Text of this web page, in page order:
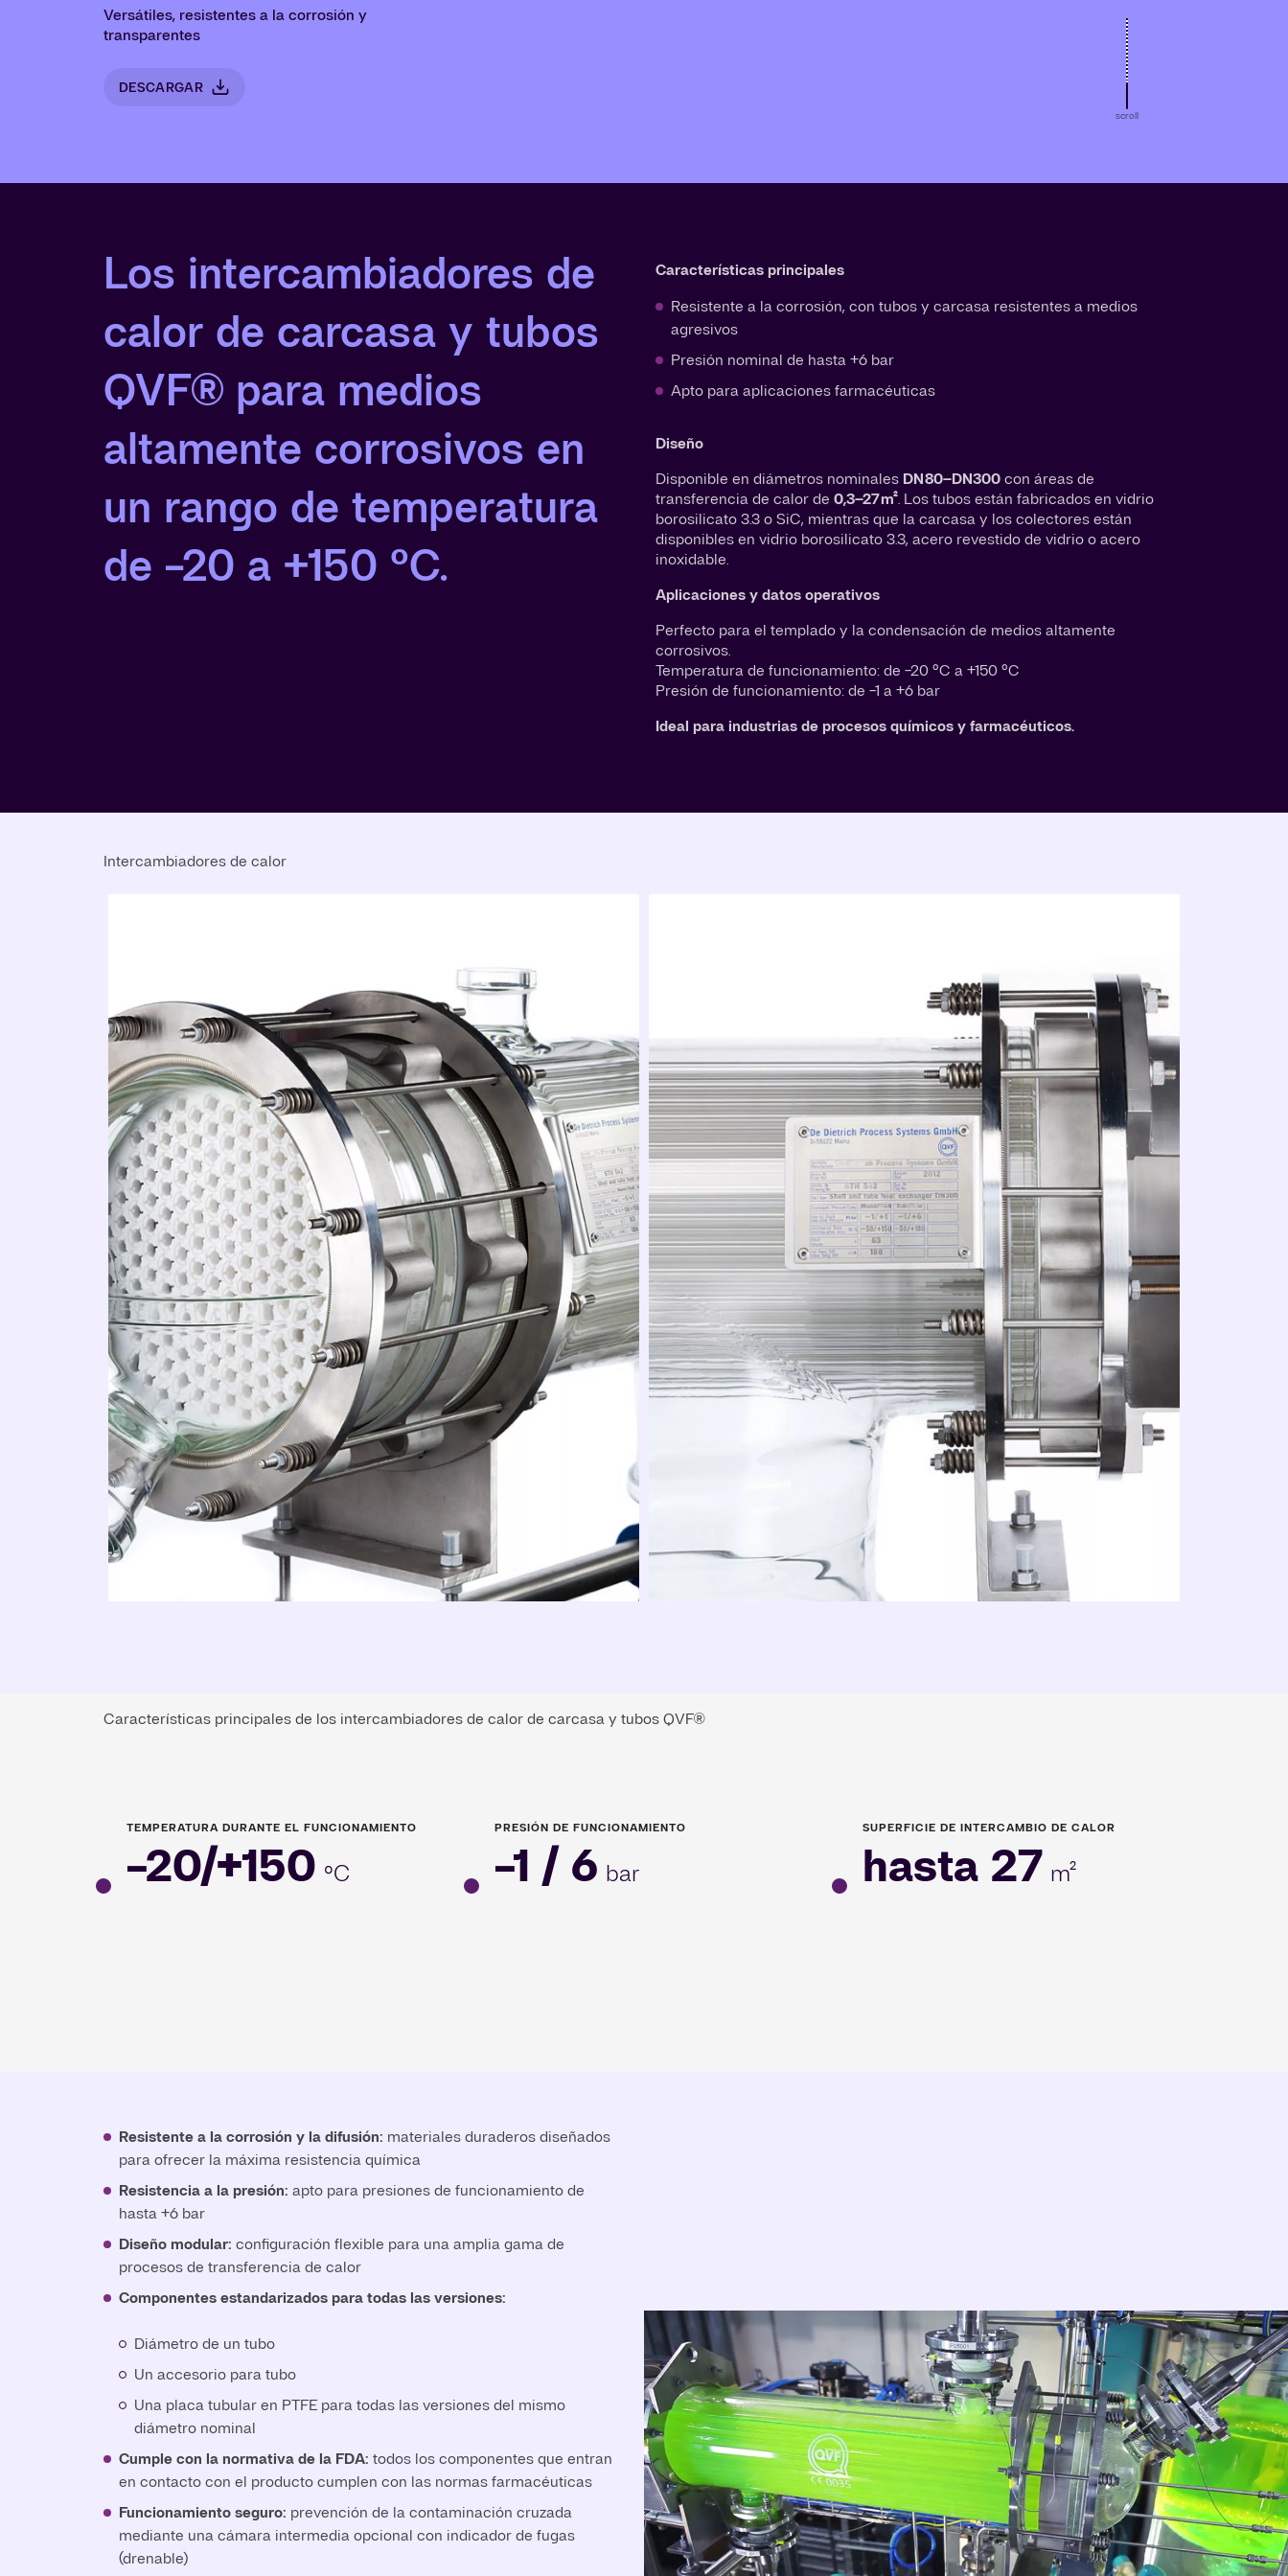
Versátiles, resistentes a la corrosión y
transparentes
DESCARGAR
scroll
Los intercambiadores de
calor de carcasa y tubos
QVF® para medios
altamente corrosivos en
un rango de temperatura
de -20 a +150 °C.
Características principales
Resistente a la corrosión, con tubos y carcasa resistentes a medios
agresivos
Presión nominal de hasta +6 bar
Apto para aplicaciones farmacéuticas
Diseño
Disponible en diámetros nominales DN 80–DN300con áreas de
transferencia de calor de 0,3–27 m². Los tubos están fabricados en vidrio
borosilicato 3.3 o SiC, mientras que la carcasa y los colectores están
disponibles en vidrio borosilicato 3.3, acero revestido de vidrio o acero
inoxidable.
Aplicaciones y datos operativos
Perfecto para el templado y la condensación de medios altamente
corrosivos.
Temperatura de funcionamiento: de −20 °C a +150 °C
Presión de funcionamiento: de −1 a +6 bar
Ideal para industrias de procesos químicos y farmacéuticos.
Intercambiadores de calor
Características principales de los intercambiadores de calor de carcasa y tubos QVF®
TEMPERATURA DURANTE EL FUNCIONAMIENTO
-20/+150 °C
PRESIÓN DE FUNCIONAMIENTO
-1 / 6 bar
SUPERFICIE DE INTERCAMBIO DE CALOR
hasta 27 m²
Resistente a la corrosión y la difusión: materiales duraderos diseñados
para ofrecer la máxima resistencia química
Resistencia a la presión: apto para presiones de funcionamiento de
hasta +6 bar
Diseño modular: configuración flexible para una amplia gama de
procesos de transferencia de calor
Componentes estandarizados para todas las versiones:
Diámetro de un tubo
Un accesorio para tubo
Una placa tubular en PTFE para todas las versiones del mismo
diámetro nominal
Cumple con la normativa de la FDA: todos los componentes que entran
en contacto con el producto cumplen con las normas farmacéuticas
Funcionamiento seguro: prevención de la contaminación cruzada
mediante una cámara intermedia opcional con indicador de fugas
(drenable)